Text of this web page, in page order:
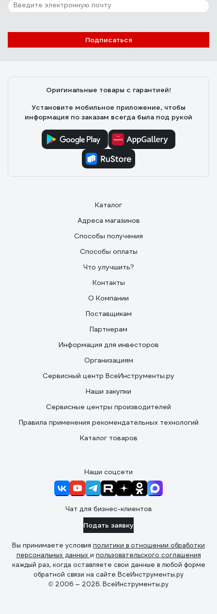
Подписаться
Оригинальные товары с гарантией!
Установите мобильное приложение, чтобы
информация по заказам всегда была под рукой
Каталог
Адреса магазинов
Способы получения
Способы оплаты
Что улучшить?
Контакты
О Компании
Поставщикам
Партнерам
Информация для инвесторов
Организациям
Сервисный центр ВсеИнструменты.ру
Наши закупки
Сервисные центры производителей
Правила применения рекомендательных технологий
Каталог товаров
Наши соцсети
Чат для бизнес-клиентов
Подать заявку
Вы принимаете условия политики в отношении обработки
персональных данных и пользовательского соглашения
каждый раз, когда оставляете свои данные в любой форме
обратной связи на сайте ВсеИнструменты.ру
© 2006 — 2026. ВсеИнструменты.ру